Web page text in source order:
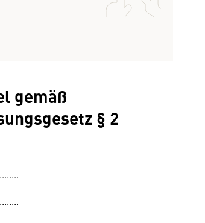
gemäß
§ 2